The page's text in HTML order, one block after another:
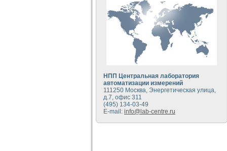
Разработка
Применение среды
Портативная система для
Использование LabVIEW
Устройство для снятия
Передовые научные
Автоматизированная
Автоматизированный
Визуализация
Виртуальный прибор для
Исследование возможности
Исследование кинетики
Комплекс
Метод прогнозирования
Недорогая система
Применение технологий NI
НПП Центральная лаборатория
автоматизации измерений
111250 Москва, Энергетическая улица,
д.7, офис 311
(495) 134-03-49
E-mail: info@lab-centre.ru